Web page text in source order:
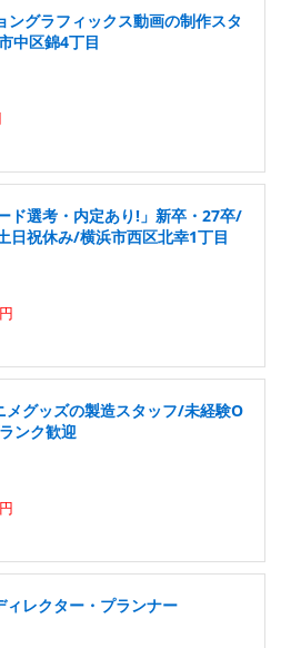
ングラフィックス動画の制作スタ
中区錦4丁目
ド選考・内定あり!」新卒・27卒/
日祝休み/横浜市西区北幸1丁目
メグッズの製造スタッフ/未経験O
ンク歓迎
レクター・プランナー